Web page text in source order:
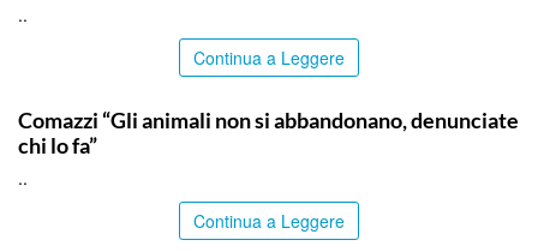
..
Continua a Leggere
Comazzi “Gli animali non si abbandonano, denunciate
chi lo fa”
..
Continua a Leggere